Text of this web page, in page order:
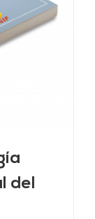
del